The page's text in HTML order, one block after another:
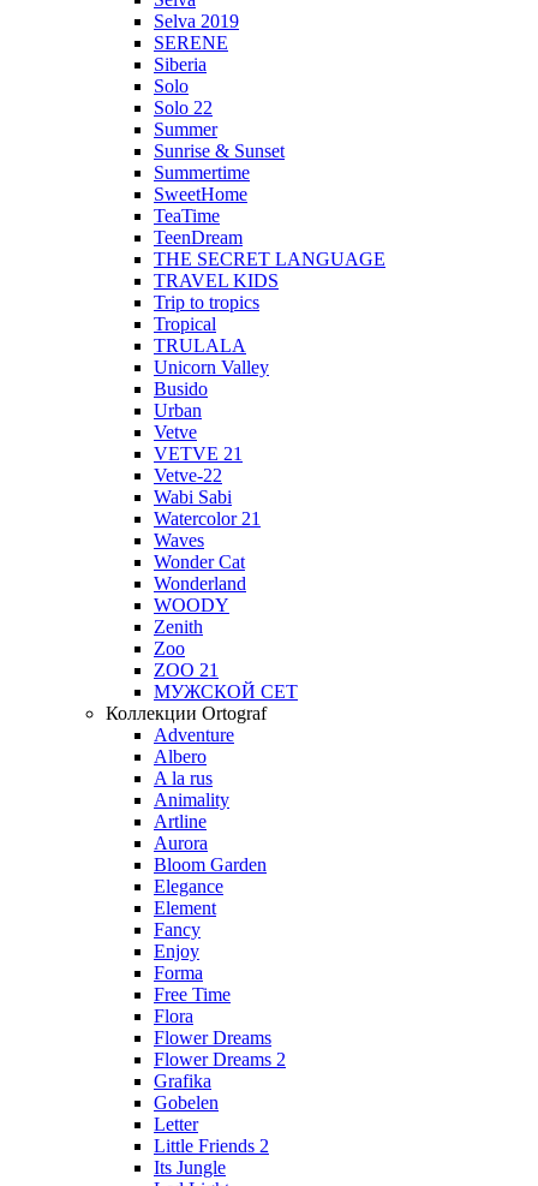
Selva 2019
SERENE
Siberia
Solo
Solo 22
Summer
Sunrise & Sunset
Summertime
SweetHome
TeaTime
TeenDream
THE SECRET LANGUAGE
TRAVEL KIDS
Trip to tropics
Tropical
TRULALA
Unicorn Valley
Busido
Urban
Vetve
VETVE 21
Vetve-22
Wabi Sabi
Watercolor 21
Waves
Wonder Cat
Wonderland
WOODY
Zenith
Zoo
ZOO 21
МУЖСКОЙ СЕТ
Коллекции Ortograf
Adventure
Albero
A la rus
Animality
Artline
Aurora
Bloom Garden
Elegance
Element
Fancy
Enjoy
Forma
Free Time
Flora
Flower Dreams
Flower Dreams 2
Grafika
Gobelen
Letter
Little Friends 2
Its Jungle